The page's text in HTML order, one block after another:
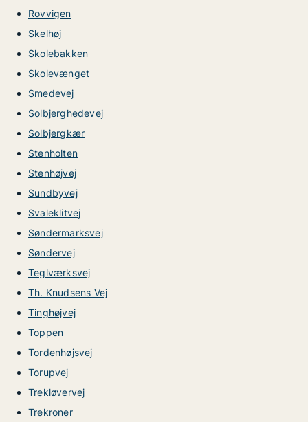
Rovvigen
Skelhøj
Skolebakken
Skolevænget
Smedevej
Solbjerghedevej
Solbjergkær
Stenholten
Stenhøjvej
Sundbyvej
Svaleklitvej
Søndermarksvej
Søndervej
Teglværksvej
Th. Knudsens Vej
Tinghøjvej
Toppen
Tordenhøjsvej
Torupvej
Trekløvervej
Trekroner